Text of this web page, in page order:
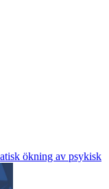
ökning av psykisk